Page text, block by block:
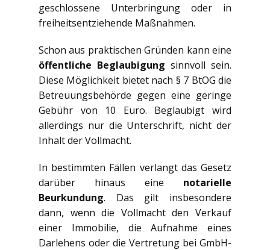
geschlossene Unterbringung oder in
freiheitsentziehende Maßnahmen.
Schon aus praktischen Gründen kann eine
öffentliche Beglaubigung sinnvoll sein.
Diese Möglichkeit bietet nach § 7 BtOG die
Betreuungsbehörde gegen eine geringe
Gebühr von 10 Euro. Beglaubigt wird
allerdings nur die Unterschrift, nicht der
Inhalt der Vollmacht.
In bestimmten Fällen verlangt das Gesetz
darüber hinaus eine notarielle
Beurkundung. Das gilt insbesondere
dann, wenn die Vollmacht den Verkauf
einer Immobilie, die Aufnahme eines
Darlehens oder die Vertretung bei GmbH-